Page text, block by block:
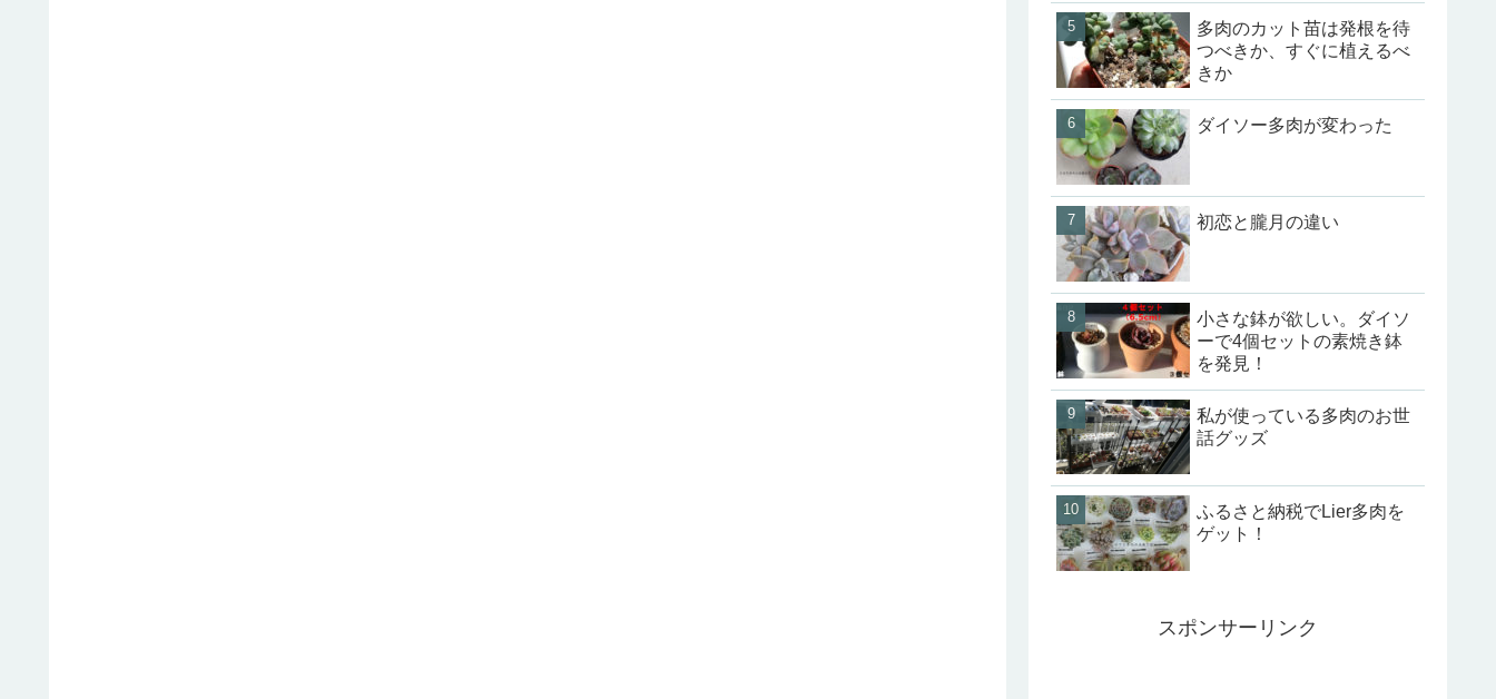
多肉のカット苗は発根を待
つべきか、すぐに植えるべ
きか
ダイソー多肉が変わった
初恋と朧月の違い
小さな鉢が欲しい。ダイソ
ーで4個セットの素焼き鉢
を発見！
私が使っている多肉のお世
話グッズ
ふるさと納税でLier多肉を
ゲット！
スポンサーリンク